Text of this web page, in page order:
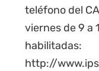
teléfono del
viernes de 9 a
habilitadas:
http://